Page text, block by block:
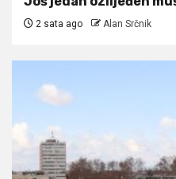
2 sata ago Alan Srčnik